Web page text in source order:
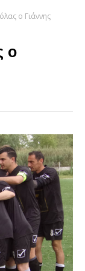
ο Γιάννης
ο